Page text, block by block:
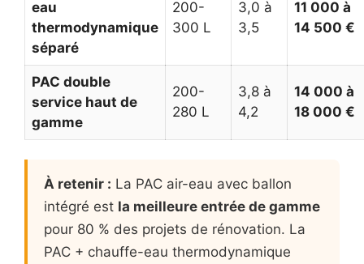
eau
thermodynamique
séparé
200-
300 L
3,0 à
3,5
11 000 à
14 500 €
PAC double
service haut de
gamme
200-
280 L
3,8 à
4,2
14 000 à
18 000 €
À retenir : La PAC air-eau avec ballon
intégré est la meilleure entrée de gamme
pour 80 % des projets de rénovation. La
PAC + chauffe-eau thermodynamique